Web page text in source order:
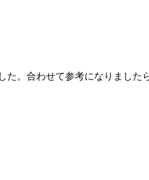
。合わせて参考になりました